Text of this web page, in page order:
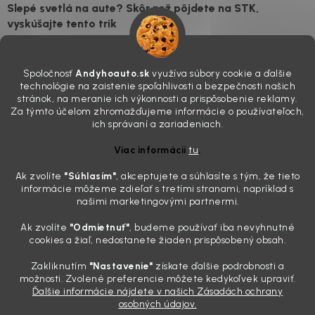
Spoločnosť Andyhoauto.sk využíva súbory cookie a ďalšie
technológie na zaistenie spoľahlivosti a bezpečnosti našich
stránok, na meranie ich výkonnosti a prispôsobenie reklamy.
Za týmto účelom zhromažďujeme informácie o používateľoch,
ich správaní a zariadeniach.
Viac informáciítu.
Ak zvolíte "Súhlasím", akceptujete a súhlasíte s tým, že tieto
informácie môžeme zdieľať s tretími stranami, napríklad s
našimi marketingovými partnermi.
Ak zvolíte "Odmietnuť", budeme používať iba nevyhnutné
cookies a žiaľ, nedostanete žiaden prispôsobený obsah.
Zakliknutím "Nastavenie" získate ďalšie podrobnosti a
možnosti. Zvolené preferencie môžete kedykoľvek upraviť.
Ďalšie informácie nájdete v našich Zásadách ochrany
osobných údajov.
Slepé svetlá na aute? Skôr než pôjdete na STK,
vyskúšajte tento trik
skutočnosti je? Často za to môžu práve „slepé“ svetlomety. Ten
mliečny, drsný povrch nie je len estetická vada. Keď slnko a soľ urobia
svoje, plexisklo začne svetlo rozptyľovať namiesto to...
Zabudnite na handru. Ak chcete mať auto naozaj čisté,
Poznáte ten moment. Vonku svieti slnko, vy sedíte v čerstvo
„upratanom“ aute, no pri pohľade na palubnú dosku vás ide poraziť. V
mriežkach ventilácie, okolo tlačidiel a v švíkoch sedačiek na vás stále
drzo pozerá prach. Handra ani vysávač tam jednodu...
Detailing nemusí stáť výplatu: 5 kúskov autokozmetiky,
31.7.2026
Sobotné ráno, káva v ruke a pred vami zaprášená kapota. Pre
niekoho nuda, pre nás najlepší relax. Lenže keď si v košíku spočítate